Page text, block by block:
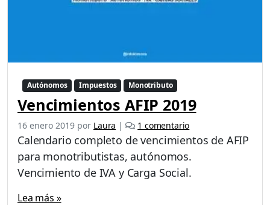
Autónomos Impuestos Monotributo
Vencimientos AFIP 2019
16 enero 2019 por Laura | 1 comentarioe
n
e
n
Calendario completo de vencimientos de AFIP
para monotributistas, autónomos.
Vencimiento de IVA y Carga Social.
Lea más »